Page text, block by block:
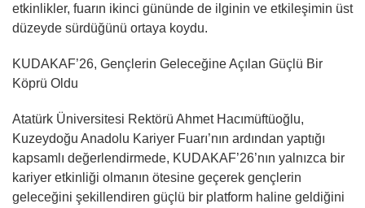
etkinlikler, fuarın ikinci gününde de ilginin ve etkileşimin üst
düzeyde sürdüğünü ortaya koydu.
KUDAKAF’26, Gençlerin Geleceğine Açılan Güçlü Bir
Köprü Oldu
Atatürk Üniversitesi Rektörü Ahmet Hacımüftüoğlu,
Kuzeydoğu Anadolu Kariyer Fuarı’nın ardından yaptığı
kapsamlı değerlendirmede, KUDAKAF’26’nın yalnızca bir
kariyer etkinliği olmanın ötesine geçerek gençlerin
geleceğini şekillendiren güçlü bir platform haline geldiğini